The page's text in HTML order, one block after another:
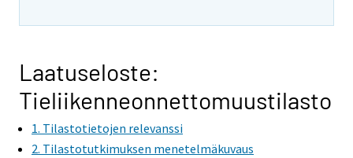
Laatuseloste:
Tieliikenneonnettomuustilasto
1. Tilastotietojen relevanssi
2. Tilastotutkimuksen menetelmäkuvaus